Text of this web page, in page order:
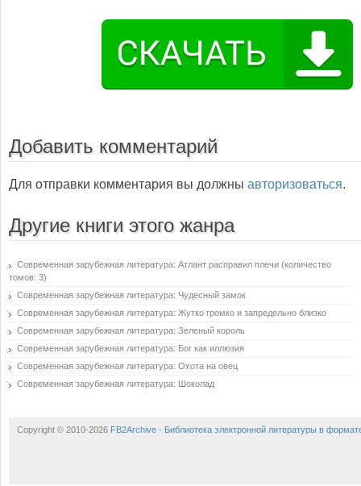
Добавить комментарий
Для отправки комментария вы должны авторизоваться.
Другие книги этого жанра
Современная зарубежная литература: Атлант расправил плечи (количество
томов: 3)
Современная зарубежная литература: Чудесный замок
Современная зарубежная литература: Жутко громко и запредельно близко
Современная зарубежная литература: Зеленый король
Современная зарубежная литература: Бог как иллюзия
Современная зарубежная литература: Охота на овец
Современная зарубежная литература: Шоколад
Copyright © 2010-2026 FB2Archive - Библиотека электронной литературы в